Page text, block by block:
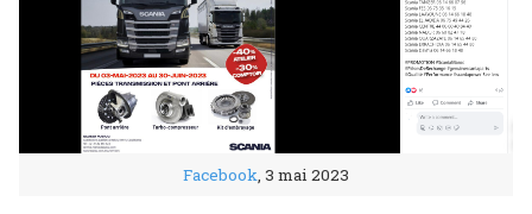
Facebook, 3 mai 2023